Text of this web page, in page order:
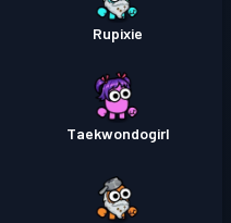
Rupixie
Taekwondogirl